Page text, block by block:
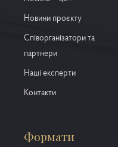
Новини проєкту
Співорганізатори та
партнери
Наші експерти
Контакти
Формати